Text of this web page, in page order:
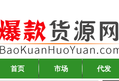
首页 市场 代发